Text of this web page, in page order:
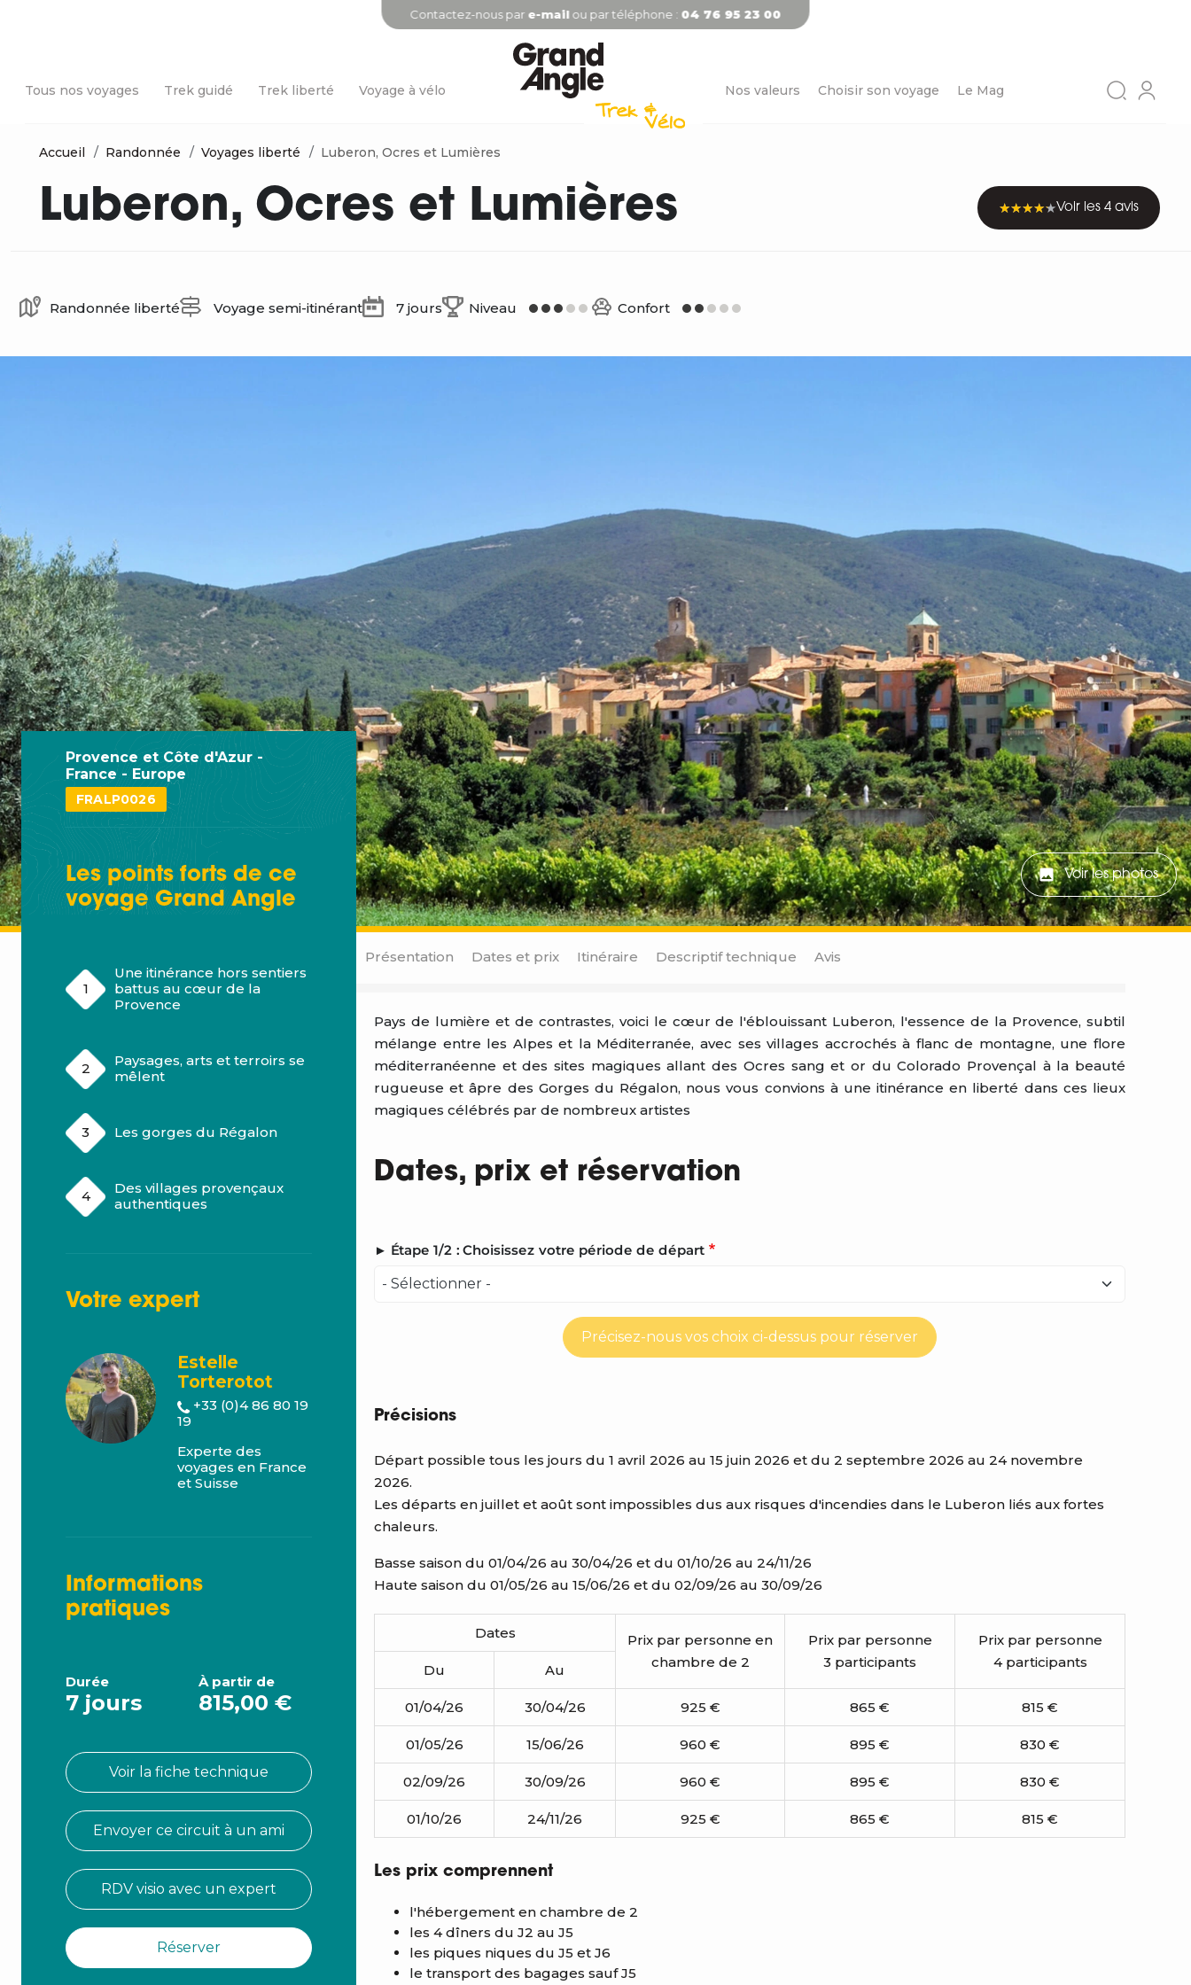
Contactez-nous par e-mailou par téléphone : 04 76 95 23 00
Tous nos voyages Trek guidé Trek liberté Voyage à vélo Nos valeurs Choisir son voyage Le Mag
Accueil Randonnée Voyages liberté Luberon, Ocres et Lumières
Voir les 4 avis
Luberon, Ocres et Lumières
Randonnée liberté Voyage semi-itinérant 7 jours Niveau Confort
Voir les photos
Provence et Côte d'Azur -
France - Europe
FRALP0026
Les points forts de ce
voyage Grand Angle
Une itinérance hors sentiers
battus au cœur de la
Provence
Paysages, arts et terroirs se
mêlent
Les gorges du Régalon
Des villages provençaux
authentiques
Votre expert
Estelle
Torterotot
+33 (0)4 86 80 19
19
Experte des
voyages en France
et Suisse
Informations
pratiques
Durée
7 jours
À partir de
815,00 €
Voir la fiche technique
Envoyer ce circuit à un ami
RDV visio avec un expert
Réserver
Présentation Dates et prix Itinéraire Descriptif technique Avis
Pays de lumière et de contrastes, voici le cœur de l'éblouissant Luberon, l'essence de la Provence, subtil
mélange entre les Alpes et la Méditerranée, avec ses villages accrochés à flanc de montagne, une flore
méditerranéenne et des sites magiques allant des Ocres sang et or du Colorado Provençal à la beauté
rugueuse et âpre des Gorges du Régalon, nous vous convions à une itinérance en liberté dans ces lieux
magiques célébrés par de nombreux artistes
Dates, prix et réservation
► Étape 1/2 : Choisissez votre période de départ
Précisez-nous vos choix ci-dessus pour réserver
Précisions
Départ possible tous les jours du 1 avril 2026 au 15 juin 2026 et du 2 septembre 2026 au 24 novembre
2026.
Les départs en juillet et août sont impossibles dus aux risques d'incendies dans le Luberon liés aux fortes
chaleurs.
Basse saison du 01/04/26 au 30/04/26 et du 01/10/26 au 24/11/26
Haute saison du 01/05/26 au 15/06/26 et du 02/09/26 au 30/09/26
Dates
Prix par personne en
chambre de 2
Prix par personne
3 participants
Prix par personne
4 participants
Du Au
01/04/26 30/04/26 925 € 865 € 815 €
01/05/26 15/06/26 960 € 895 € 830 €
02/09/26 30/09/26 960 € 895 € 830 €
01/10/26 24/11/26 925 € 865 € 815 €
Les prix comprennent
l'hébergement en chambre de 2
les 4 dîners du J2 au J5
les piques niques du J5 et J6
le transport des bagages sauf J5